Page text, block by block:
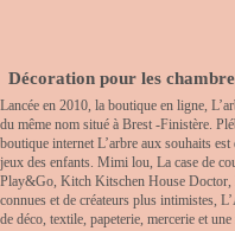
Décoration pour les
Lancée en 2010, la boutique en ligne,
du même nom situé à Brest -Finistère.
boutique internet L’arbre aux souhaits
jeux des enfants. Mimi lou, La case de
Play&Go, Kitch Kitschen House Doctor,
connues et de créateurs plus intimistes,
de déco, textile, papeterie, mercerie et